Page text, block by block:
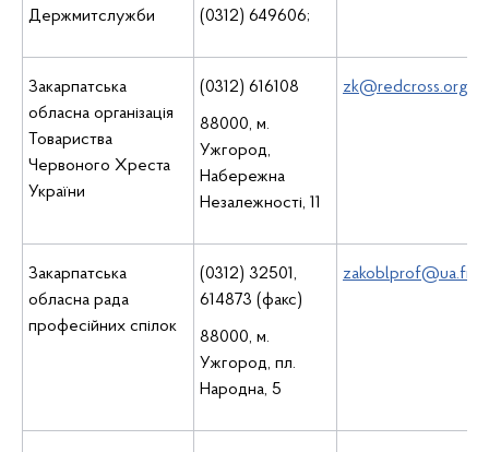
Держмитслужби
(0312) 649606;
Закарпатська
обласна організація
Товариства
Червоного Хреста
України
(0312) 616108
88000, м.
Ужгород,
Набережна
Незалежності, 11
zk@redcross.org.ua
Закарпатська
обласна рада
професійних спілок
(0312) 32501,
614873 (факс)
88000, м.
Ужгород, пл.
Народна, 5
zakoblprof@ua.fm